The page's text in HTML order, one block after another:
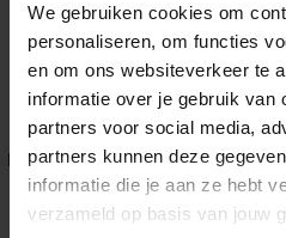
We gebruiken cookies om
personaliseren, om functies
en om ons websiteverkeer te
informatie over je gebruik van
partners voor social media,
partners kunnen deze
informatie die je aan ze hebt
verzameld op basis van jouw
Application error: a client-side
loadingwww.voordeeluitjes.nl